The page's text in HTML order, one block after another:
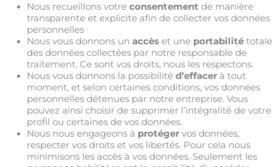
Nous recueillons votre consentement de manière
transparente et explicite afin de collecter vos données
personnelles
Nous vous donnons un accèset une portabilitétotale
des données collectées par notre responsable de
traitement. Ce sont vos droits, nous les respectons.
Nous vous donnons la possibilité d’effacerà tout
moment, et selon certaines conditions, vos données
personnelles détenues par notre entreprise. Vous
pouvez ainsi choisir de supprimer l’intégralité de votre
profil ou certaines de vos données.
Nous nous engageons à protégervos données,
respecter vos droits et vos libertés. Pour cela nous
minimisons les accès à vos données. Seulement les